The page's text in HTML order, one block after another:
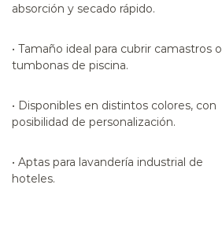
absorción y secado rápido.
• Tamaño ideal para cubrir camastros o
tumbonas de piscina.
• Disponibles en distintos colores, con
posibilidad de personalización.
• Aptas para lavandería industrial de
hoteles.